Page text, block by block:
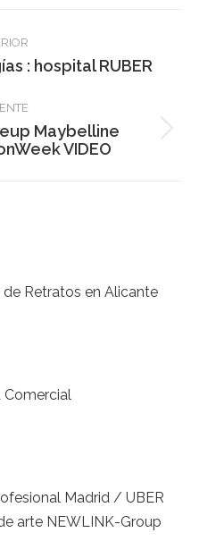
: hospital RUBER
Maybelline
VIDEO
Retratos en Alicante
Comercial
Madrid / UBER
arte NEWLINK-Group